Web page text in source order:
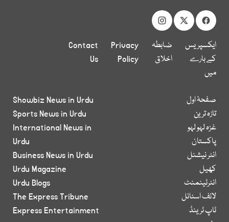
ایکسپریس
کے بارے
میں
ضابطہ
اخلاق
Privacy
Policy
Contact
Us
صفحۂ اول
تازہ ترین
غزہ لہو لہو
پاکستان
انٹر نیشنل
کھیل
انٹرٹینمنٹ
لائف اسٹائل
ٹاپ ٹرینڈ
Showbiz News in Urdu
Sports News in Urdu
International News in
Urdu
Business News in Urdu
Urdu Magazine
Urdu Blogs
The Express Tribune
Express Entertainment